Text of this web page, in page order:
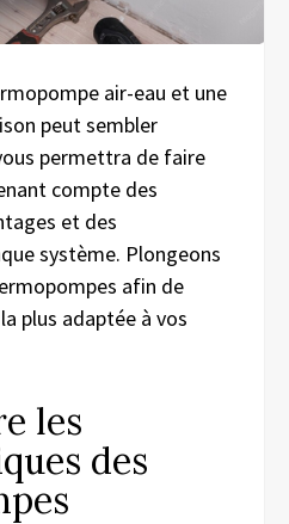
air-eau et une
peut sembler
permettra de faire
compte des
et des
système. Plongeons
afin de
plus adaptée à vos
les
des